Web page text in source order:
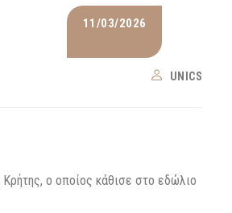
11/03/2026
UNICS
Κρήτης, ο οποίος κάθισε στο εδώλιο